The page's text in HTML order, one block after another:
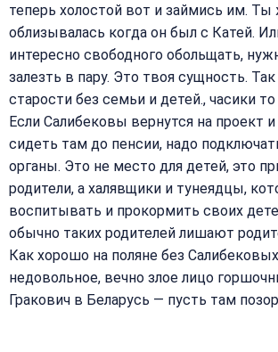
теперь холостой вот и займись им. Ты
облизывалась когда он был с Катей.
интересно свободного обольщать,
залезть в пару. Это твоя сущность.
старости без семьи и детей., часики
Если Салибековы вернутся на проект
сидеть там до пенсии, надо
органы. Это не место для детей, это
родители, а халявщики и тунеядцы,
воспитывать и прокормить своих
обычно таких родителей лишают
Как хорошо на поляне без
недовольное, вечно злое лицо
Гракович в Беларусь — пусть там